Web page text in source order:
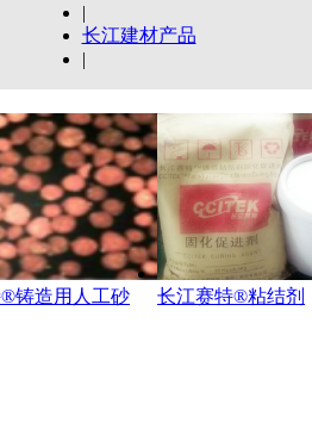
|
长江建材产品
|
铸造用人工砂 长江赛特®粘结剂